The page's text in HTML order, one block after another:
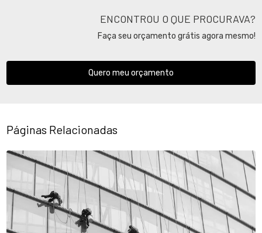
ENCONTROU O QUE PROCURAVA?
Faça seu orçamento grátis agora mesmo!
Quero meu orçamento
Páginas Relacionadas